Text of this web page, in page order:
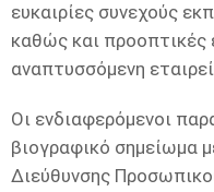
ευκαιρίες συνεχούς
καθώς και προοπτικές
αναπτυσσόμενη
Οι ενδιαφερόμενοι
βιογραφικό σημείωμα
Διεύθυνσης